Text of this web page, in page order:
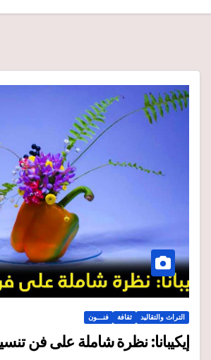
التراث والتقاليد ثقافة فنـــون
إيكيبانا: نظرة شاملة على فن